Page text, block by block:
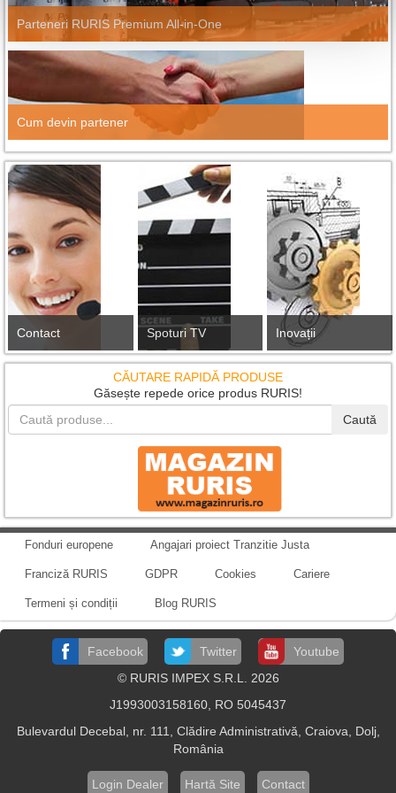
Parteneri RURIS Premium All-in-One
Cum devin partener
Contact Spoturi TV Inovații
CĂUTARE RAPIDĂ PRODUSE
Găsește repede orice produs RURIS!
Caută
Fonduri europene Angajari proiect Tranzitie Justa
Franciză RURIS GDPR Cookies Cariere
Termeni și condiții Blog RURIS
Facebook Twitter
Youtube
© RURIS IMPEX S.R.L. 2026
J1993003158160, RO 5045437
Bulevardul Decebal, nr. 111, Clădire Administrativă, Craiova, Dolj,
România
Login Dealer Hartă Site Contact